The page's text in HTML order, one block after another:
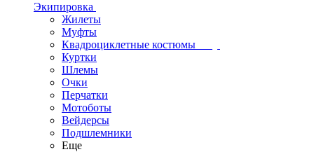
Экипировка
Жилеты
Муфты
Квадроциклетные костюмы
Куртки
Шлемы
Очки
Перчатки
Мотоботы
Вейдерсы
Подшлемники
Еще